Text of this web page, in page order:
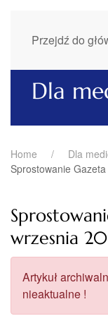
Przejdź do
Dla
Home Dla
Sprostowanie
wrzesnia
Artykuł
nieaktualne !